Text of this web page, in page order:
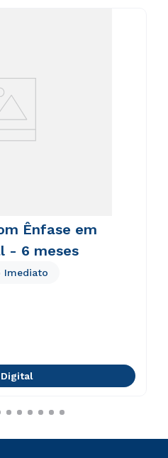
Ênfase em
- 6 meses
Imediato
Digital